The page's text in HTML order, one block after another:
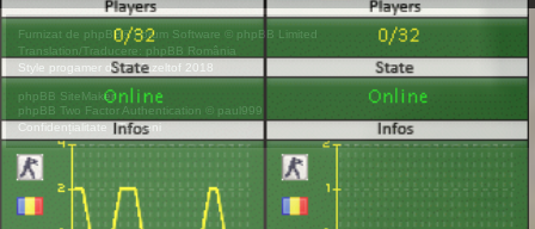
Furnizat de phpBB® Forum Software © phpBB Limited
Translation/Traducere: phpBB România
Style progamer de ©Mazeltof 2018
phpBB SiteMaker
phpBB Two Factor Authentication © paul999
Confidențialitate |Termeni